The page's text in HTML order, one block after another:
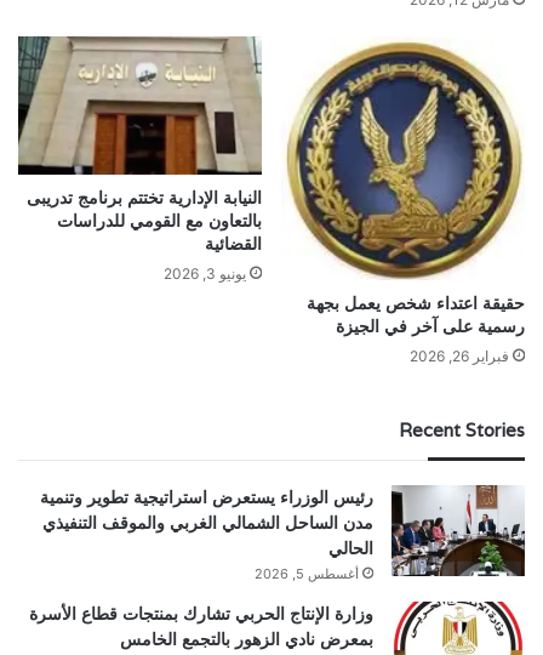
حقيقة اعتداء شخص يعمل بجهة
رسمية على آخر في الجيزة
فبراير 26, 2026
النيابة الإدارية تختتم برنامج تدريبى
بالتعاون مع القومي للدراسات
القضائية
يونيو 3, 2026
Recent Stories
رئيس الوزراء يستعرض استراتيجية تطوير وتنمية
مدن الساحل الشمالي الغربي والموقف التنفيذي
الحالي
أغسطس 5, 2026
وزارة الإنتاج الحربي تشارك بمنتجات قطاع الأسرة
بمعرض نادي الزهور بالتجمع الخامس